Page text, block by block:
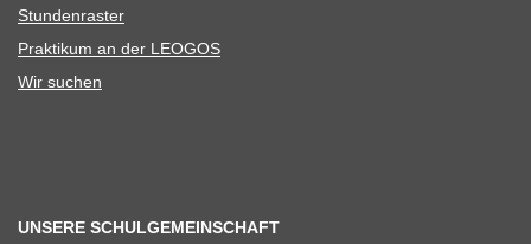
Stun­den­ras­ter
Prak­ti­kum an der LEOGOS
Wir suchen
UNSERE SCHULGEMEINSCHAFT